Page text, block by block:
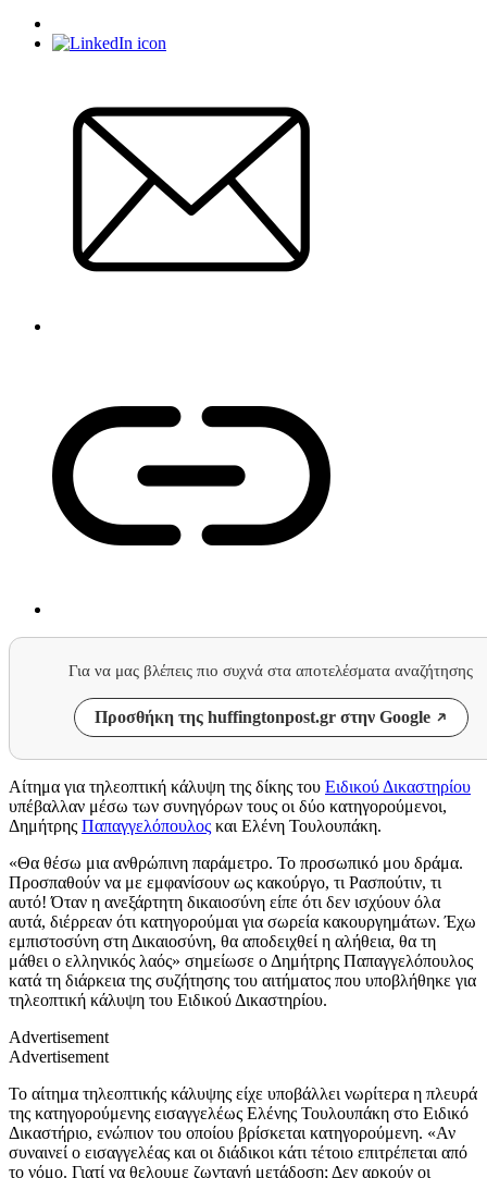
Για να μας βλέπεις πιο συχνά στα αποτελέσματα αναζήτησης
Προσθήκη της huffingtonpost.gr στην Google
Αίτημα για τηλεοπτική κάλυψη της δίκης του Ειδικού Δικαστηρίου
υπέβαλλαν μέσω των συνηγόρων τους οι δύο κατηγορούμενοι,
Δημήτρης Παπαγγελόπουλος και Ελένη Τουλουπάκη.
«Θα θέσω μια ανθρώπινη παράμετρο. Το προσωπικό μου δράμα.
Προσπαθούν να με εμφανίσουν ως κακούργο, τι Ρασπούτιν, τι
αυτό! Όταν η ανεξάρτητη δικαιοσύνη είπε ότι δεν ισχύουν όλα
αυτά, διέρρεαν ότι κατηγορούμαι για σωρεία κακουργημάτων. Έχω
εμπιστοσύνη στη Δικαιοσύνη, θα αποδειχθεί η αλήθεια, θα τη
μάθει ο ελληνικός λαός» σημείωσε ο Δημήτρης Παπαγγελόπουλος
κατά τη διάρκεια της συζήτησης του αιτήματος που υποβλήθηκε για
τηλεοπτική κάλυψη του Ειδικού Δικαστηρίου.
Advertisement
Advertisement
Το αίτημα τηλεοπτικής κάλυψης είχε υποβάλλει νωρίτερα η πλευρά
της κατηγορούμενης εισαγγελέως Ελένης Τουλουπάκη στο Ειδικό
Δικαστήριο, ενώπιον του οποίου βρίσκεται κατηγορούμενη. «Αν
συναινεί ο εισαγγελέας και οι διάδικοι κάτι τέτοιο επιτρέπεται από
το νόμο. Γιατί να θελουμε ζωντανή μετάδοση; Δεν αρκούν οι